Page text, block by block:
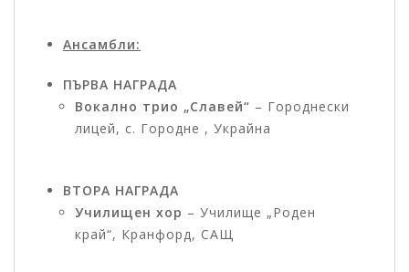
Ансамбли:
ПЪРВА НАГРАДА
Вокално трио „Славей“ – Городнески
лицей, с. Городне , Украйна
ВТОРА НАГРАДА
Училищен хор – Училище „Роден
край“, Кранфорд, САЩ